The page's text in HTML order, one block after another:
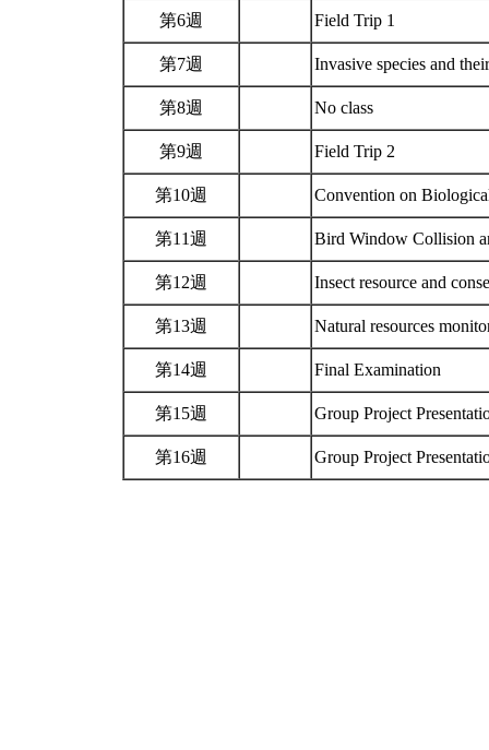
第6週 Field Trip 1
第7週 Invasive species and
第8週 No class
第9週 Field Trip 2
第10週 Convention on
第11週 Bird Window Collision
第12週 Insect resource and
第13週 Natural resources
第14週 Final Examination
第15週 Group Project
第16週 Group Project